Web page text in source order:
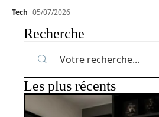
Tech 05/07/2026
Recherche
Les plus récents